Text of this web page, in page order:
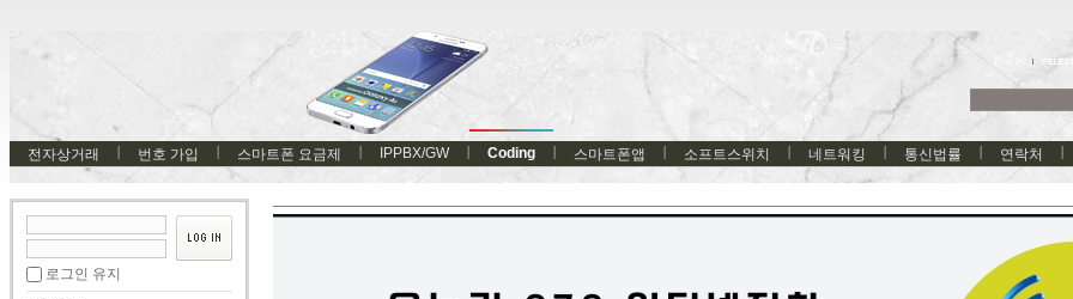
전자상거래 번호 가입 스마트폰 요금제 IPPBX/GW Coding 스마트폰앱 소프트스위치 네트워킹 통신법률 연락처
로그인 유지